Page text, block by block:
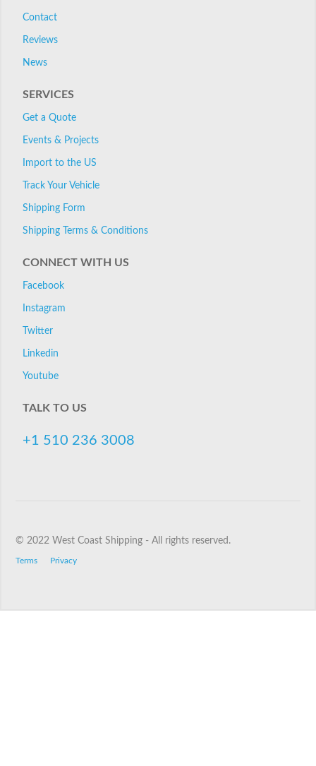
Contact
Reviews
News
SERVICES
Get a Quote
Events & Projects
Import to the US
Track Your Vehicle
Shipping Form
Shipping Terms & Conditions
CONNECT WITH US
Facebook
Instagram
Twitter
Linkedin
Youtube
TALK TO US
+1 510 236 3008
© 2022 West Coast Shipping - All rights reserved.
Terms Privacy